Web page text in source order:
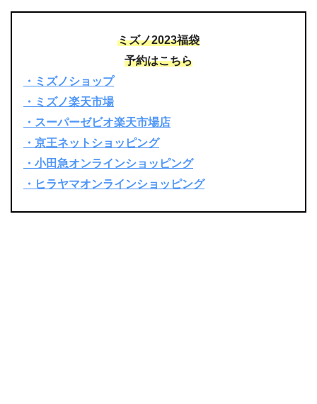
ミズノ2023福袋
予約はこちら
・ミズノショップ
・ミズノ楽天市場
・スーパーゼビオ楽天市場店
・京王ネットショッピング
・小田急オンラインショッピング
・ヒラヤマオンラインショッピング